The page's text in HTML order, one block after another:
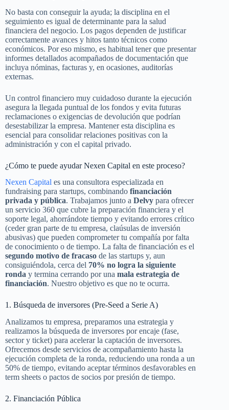
No basta con conseguir la ayuda; la disciplina en el
seguimiento es igual de determinante para la salud
financiera del negocio. Los pagos dependen de justificar
correctamente avances y hitos tanto técnicos como
económicos. Por eso mismo, es habitual tener que presentar
informes detallados acompañados de documentación que
incluya nóminas, facturas y, en ocasiones, auditorías
externas.
Un control financiero muy cuidadoso durante la ejecución
asegura la llegada puntual de los fondos y evita futuras
reclamaciones o exigencias de devolución que podrían
desestabilizar la empresa. Mantener esta disciplina es
esencial para consolidar relaciones positivas con la
administración y con el capital privado.
¿Cómo te puede ayudar Nexen Capital en este proceso?
Nexen Capital es una consultora especializada en
fundraising para startups, combinando financiación
privada y pública. Trabajamos junto a Delvy para ofrecer
un servicio 360 que cubre la preparación financiera y el
soporte legal, ahorrándote tiempo y evitando errores crítico
(ceder gran parte de tu empresa, claúsulas de inversión
abusivas) que pueden comprometer tu compañía por falta
de conocimiento o de tiempo. La falta de financiación es el
segundo motivo de fracaso de las startups y, aun
consiguiéndola, cerca del 70% no logra la siguiente
ronda y termina cerrando por una mala estrategia de
financiación. Nuestro objetivo es que no te ocurra.
1. Búsqueda de inversores (Pre-Seed a Serie A)
Analizamos tu empresa, preparamos una estrategia y
realizamos la búsqueda de inversores por encaje (fase,
sector y ticket) para acelerar la captación de inversores.
Ofrecemos desde servicios de acompañamiento hasta la
ejecución completa de la ronda, reduciendo una ronda a un
50% de tiempo, evitando aceptar términos desfavorables en
term sheets o pactos de socios por presión de tiempo.
2. Financiación Pública